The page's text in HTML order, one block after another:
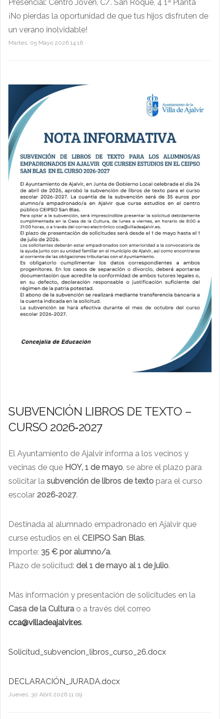
Presencial: Centro Joven, C/. San Roque, 4 1ª Planta
¡No pierdas la oportunidad de que tus hijos disfruten de
un verano inolvidable!
Martes, 05 Mayo 2026 14:16
SUBVENCIÓN LIBROS DE TEXTO –
CURSO 2026‑2027
El Ayuntamiento de Ajalvir informa a los vecinos y
vecinas de que HOY, 1 de mayo , se abre el plazo para
solicitar la subvención de libros de texto para el curso
escolar 2026‑2027.
Destinada al alumnado empadronado en Ajalvir que
curse estudios en el CEIPSO San Blas.
Importe: 35 € por alumno/a.
Plazo de solicitud: del 1 de mayo al 1 de julio.
Más información y presentación de solicitudes en la
Casa de la Cultura o a través del correo
cca@villadeajalvir.es.
Solicitud_subvencion_libros_curso_26.docx
DECLARACIÓN_JURADA.docx
Jueves, 30 Abril 2026 11:09